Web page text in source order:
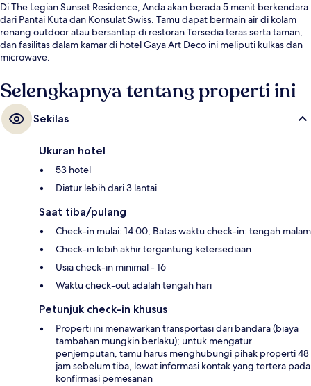
Di The Legian Sunset Residence, Anda akan berada 5 menit berkendara
dari Pantai Kuta dan Konsulat Swiss. Tamu dapat bermain air di kolam
renang outdoor atau bersantap di restoran.Tersedia teras serta taman,
dan fasilitas dalam kamar di hotel Gaya Art Deco ini meliputi kulkas dan
microwave.
Selengkapnya tentang properti ini
Sekilas
Ukuran hotel
53 hotel
Diatur lebih dari 3 lantai
Saat tiba/pulang
Check-in mulai: 14.00; Batas waktu check-in: tengah malam
Check-in lebih akhir tergantung ketersediaan
Usia check-in minimal - 16
Waktu check-out adalah tengah hari
Petunjuk check-in khusus
Properti ini menawarkan transportasi dari bandara (biaya
tambahan mungkin berlaku); untuk mengatur
penjemputan, tamu harus menghubungi pihak properti 48
jam sebelum tiba, lewat informasi kontak yang tertera pada
konfirmasi pemesanan